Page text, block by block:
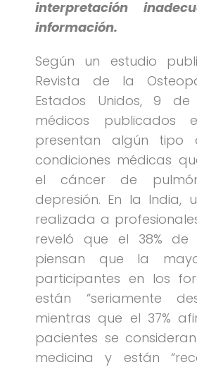
interpretación
información.
Según un estudio
Revista de la
Estados Unidos, 9 de
médicos publicados
presentan algún tipo
condiciones médicas
el cáncer de
depresión. En la India,
realizada a
reveló que el 38% de
piensan que la
participantes en los
están “seriamente
mientras que el 37%
pacientes se
medicina y están